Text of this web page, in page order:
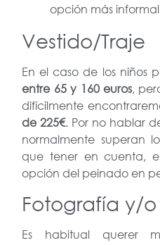
opción más
Vestido/Traje
En el caso de los niños
entre 65 y 160 euros,
difícilmente
de 225€. Por no hablar
normalmente superan
que tener en cuenta,
opción del peinado en
Fotografía y/
Es habitual querer